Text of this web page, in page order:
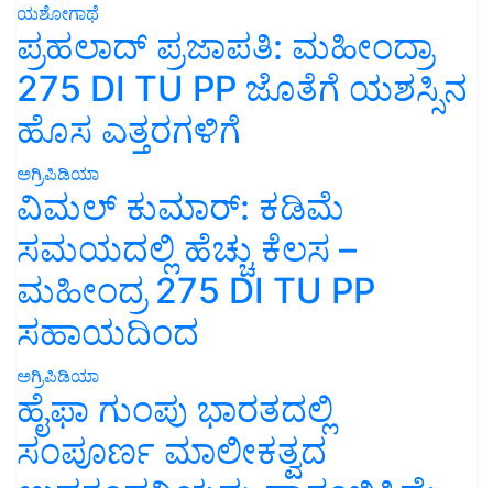
ಯಶೋಗಾಥೆ
ಪ್ರಹಲಾದ್ ಪ್ರಜಾಪತಿ: ಮಹೀಂದ್ರಾ
275 DI TU PP ಜೊತೆಗೆ ಯಶಸ್ಸಿನ
ಹೊಸ ಎತ್ತರಗಳಿಗೆ
ಅಗ್ರಿಪಿಡಿಯಾ
ವಿಮಲ್ ಕುಮಾರ್: ಕಡಿಮೆ
ಸಮಯದಲ್ಲಿ ಹೆಚ್ಚು ಕೆಲಸ –
ಮಹೀಂದ್ರ 275 DI TU PP
ಸಹಾಯದಿಂದ
ಅಗ್ರಿಪಿಡಿಯಾ
ಹೈಫಾ ಗುಂಪು ಭಾರತದಲ್ಲಿ
ಸಂಪೂರ್ಣ ಮಾಲೀಕತ್ವದ